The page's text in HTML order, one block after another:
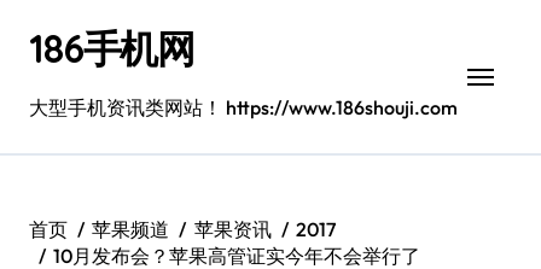
186手机网
大型手机资讯类网站！ https://www.186shouji.com
首页 苹果频道 苹果资讯
2017
10月发布会？苹果高管证实今年不会举行了